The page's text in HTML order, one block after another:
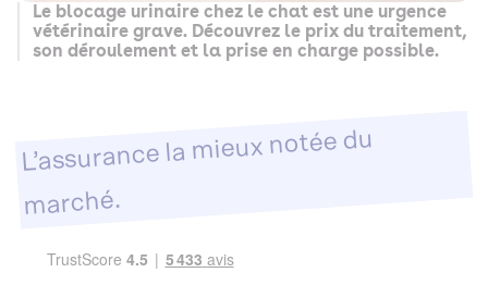
Le blocage urinaire chez le chat est une urgence
vétérinaire grave. Découvrez le prix du traitement,
son déroulement et la prise en charge possible.
L’assurance la mieux notée du
marché.